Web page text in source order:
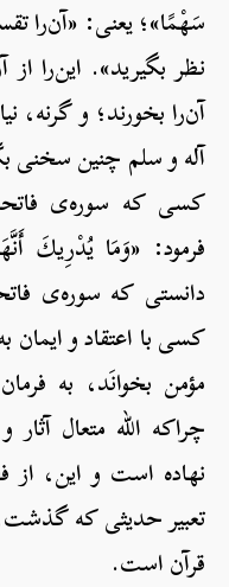
سَهْمًا»؛ یعنی: «آن‌را
نظر بگیرید». این‌را
آن‌را بخورند؛ و گرنه،
آله و سلم چنین سخنی
کسی که سوره‌ی
فرمود: «وَمَا يُدْرِيكَ
دانستی که سوره‌ی
کسی با اعتقاد و ایمان
مؤمن بخوانَد، به
چراکه الله متعال
نهاده است و این، از
تعبیر حدیثی که
قرآن است.